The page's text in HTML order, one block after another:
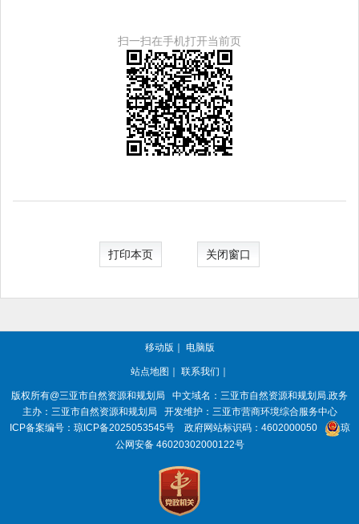
扫一扫在手机打开当前页
打印本页 关闭窗口
移动版 ｜ 电脑版
站点地图 ｜ 联系我们 ｜
版权所有@三亚市自然资源和规划局
中文域名：三亚市自然资源和规划局.政务
主办：三亚市自然资源和规划局
开发维护：三亚市营商环境综合服务中心
ICP备案编号： 琼ICP备2025053545号 政府网站标识码： 4602000050
琼
公网安备 46020302000122号